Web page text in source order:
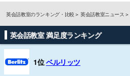
英会話教室のランキング・比較 英会話教室ニュース
英会話教室 満足度ランキング
1位ベルリッツ